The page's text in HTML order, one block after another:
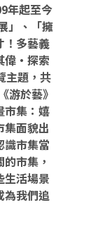
年起至今
」、「擁
！多藝義
偉‧探索
主題，共
游於藝》
市集：嬉
集面貌出
識市集當
市集，
生活場景
為我們追